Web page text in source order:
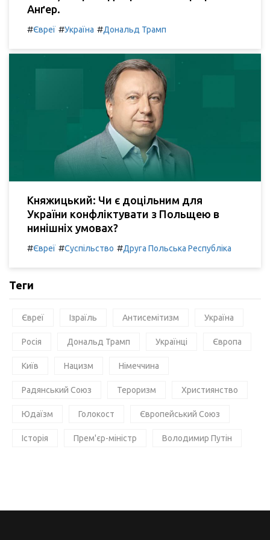
Анґер.
#Євреї #Україна #Дональд Трамп
Княжицький: Чи є доцільним для
України конфліктувати з Польщею в
нинішніх умовах?
#Євреї #Суспільство #Друга Польська Республіка
Теги
Євреї Ізраїль Антисемітизм Україна
Росія Дональд Трамп Українці Європа
Київ Нацизм Німеччина
Радянський Союз Тероризм Християнство
Юдаїзм Голокост Європейський Союз
Історія Прем'єр-міністр Володимир Путін